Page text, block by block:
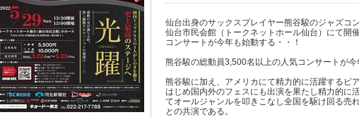
仙台出身のサックスプレイヤー熊谷駿のジャズコ
仙台市民会館（トークネットホール仙台）にて開
コンサートが今年も始動する・・！
熊谷駿の総動員3,500名以上の人気コンサートが今
熊谷駿に加え、アメリカにて精力的に活躍するピ
はじめ国内外のフェスにも出演を果たし精力的に
てオールジャンルを叩きこなし全国を駆け回る売
との共演である。